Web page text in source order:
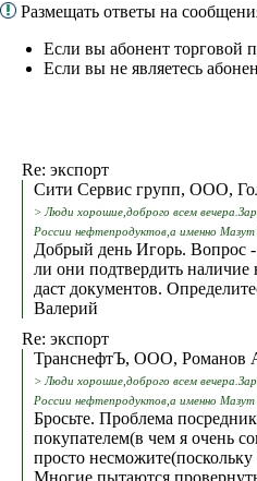
Размещать ответы на
Если вы абонент торговой
Если вы не являетесь
Re: экспорт
Сити Сервис групп, ООО,
> Люди хорошие,доброго всем
России нефтепродуктов,а именно
Добрый день Игорь. Вопрос -
ли они подтвердить наличие
даст документов.
Валерий
Re: экспорт
ТранснефтЪ, ООО, Романов
> Люди хорошие,доброго всем
России нефтепродуктов,а именно
Бросьте. Проблема
покупателем(в чем я очень
просто